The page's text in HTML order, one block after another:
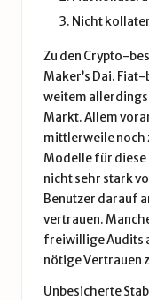
Nicht
Zu den Crypto-
Maker’s Dai.
weitem allerdings
Markt. Allem
mittlerweile noch
Modelle für diese
nicht sehr stark
Benutzer darauf
vertrauen.
freiwillige Audits
nötige Vertrauen
Unbesicherte